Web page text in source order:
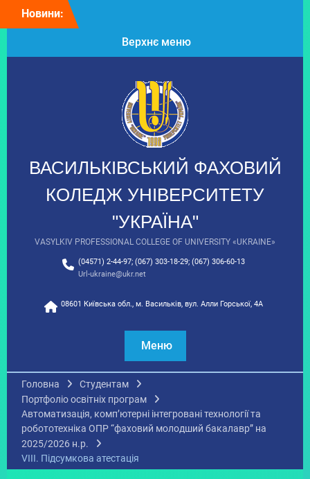
Новини:
фахового коледжу щиро
вітає президента
Таланчука Петра
Михайловича з Днем
народження!
Вітаємо з Днем
вишиванки!
майбутнє!
З Днем Української
Державності!
Верхнє меню
ВАСИЛЬКІВСЬКИЙ ФАХОВИЙ
КОЛЕДЖ УНІВЕРСИТЕТУ
"УКРАЇНА"
VASYLKIV PROFESSIONAL COLLEGE OF UNIVERSITY «UKRAINE»
(04571) 2-44-97; (067) 303-18-29; (067) 306-60-13
Url-ukraine@ukr.net
08601 Київська обл., м. Васильків, вул. Алли Горської, 4А
Меню
Головна
Студентам
Портфоліо освітніх програм
Автоматизація, комп’ютерні інтегровані технології та
робототехніка ОПР “фаховий молодший бакалавр” на
2025/2026 н.р.
VIІІ. Підсумкова атестація